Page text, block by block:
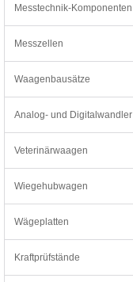
Messtechnik-Komponenten
Messzellen
Waagenbausätze
Analog- und Digitalwandler
Veterinärwaagen
Wiegehubwagen
Wägeplatten
Kraftprüfstände